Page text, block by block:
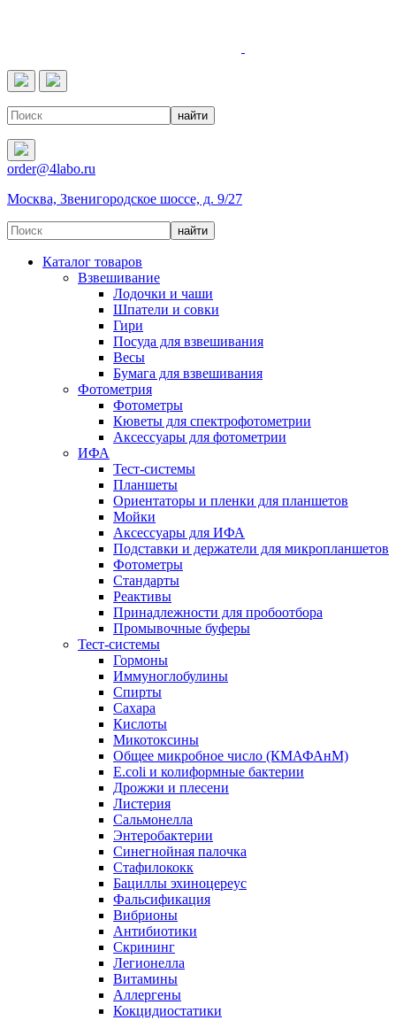
order@4labo.ru
Москва, Звенигородское шоссе, д. 9/27
Каталог товаров
Взвешивание
Лодочки и чаши
Шпатели и совки
Гири
Посуда для взвешивания
Весы
Бумага для взвешивания
Фотометрия
Фотометры
Кюветы для спектрофотометрии
Аксессуары для фотометрии
ИФА
Тест-системы
Планшеты
Ориентаторы и пленки для планшетов
Мойки
Аксессуары для ИФА
Подставки и держатели для микропланшетов
Фотометры
Стандарты
Реактивы
Принадлежности для пробоотбора
Промывочные буферы
Тест-системы
Гормоны
Иммуноглобулины
Спирты
Сахара
Кислоты
Микотоксины
Общее микробное число (КМАФАнМ)
E.coli и колиформные бактерии
Дрожжи и плесени
Листерия
Сальмонелла
Энтеробактерии
Синегнойная палочка
Стафилококк
Бациллы эхиноцереус
Фальсификация
Вибрионы
Антибиотики
Скрининг
Легионелла
Витамины
Аллергены
Кокцидиостатики